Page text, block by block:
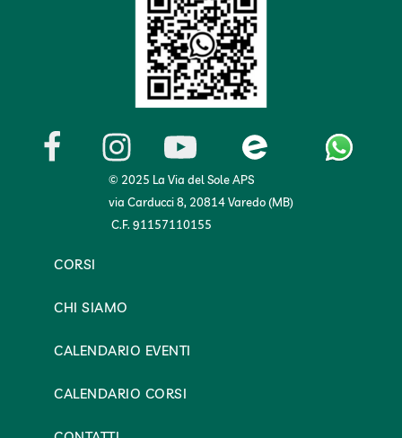
© 2025 La Via del Sole APS
via Carducci 8, 20814 Varedo (MB)
C.F. 91157110155
CORSI
CHI SIAMO
CALENDARIO EVENTI
CALENDARIO CORSI